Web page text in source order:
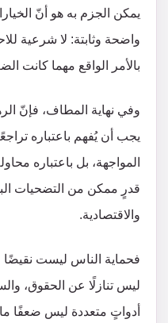
يمكن الجزم به هو أنّ
واضحة وثابتة: لا شرعية
بالأمر الواقع مهما كانت
وفي نهاية المطاف، فإنّ
يجب أن يُفهم باعتباره
المواجهة، بل باعتباره
قدرٍ ممكن من التضحيات
والاقتصادية.
فحماية الناس ليست نقيضًا
ليس تنازلًا عن الحقوق،
أدواتٍ متعددة ليس ضعفًا